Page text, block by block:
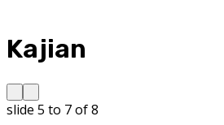
Kajian
slide 6 to 8of 8